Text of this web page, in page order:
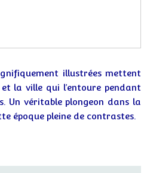
illustrées mettent
la ville qui l’entoure pendant
Un véritable plongeon dans la
époque pleine de contrastes.